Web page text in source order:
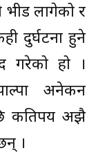
भीड लागेको र
दुर्घटना हुने
गरेको हो ।
अनेकन
कतिपय अझै
।